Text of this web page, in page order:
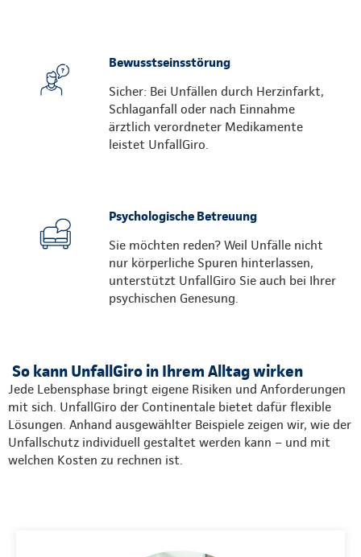
Bewusstseinsstörung
Sicher: Bei Unfällen durch Herzinfarkt,
Schlaganfall oder nach Einnahme
ärztlich verordneter Medikamente
leistet UnfallGiro.
Psychologische Betreuung
Sie möchten reden? Weil Unfälle nicht
nur körperliche Spuren hinterlassen,
unterstützt UnfallGiro Sie auch bei Ihrer
psychischen Genesung.
So kann UnfallGiro in Ihrem Alltag wirken
Jede Lebensphase bringt eigene Risiken und Anforderungen
mit sich. UnfallGiro der Continentale bietet dafür flexible
Lösungen. Anhand ausgewählter Beispiele zeigen wir, wie der
Unfallschutz individuell gestaltet werden kann – und mit
welchen Kosten zu rechnen ist.